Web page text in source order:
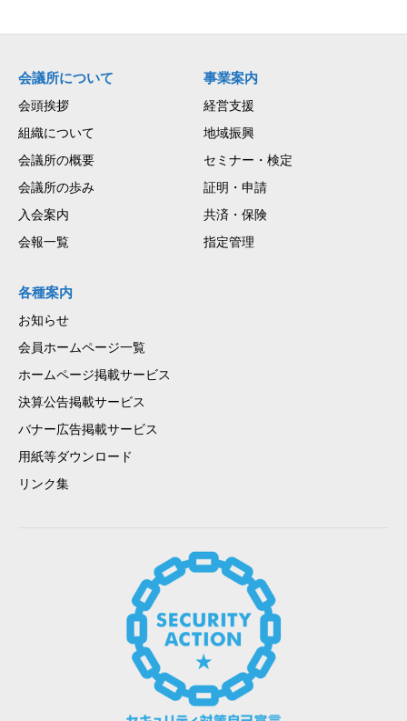
会議所について
会頭挨拶
組織について
会議所の概要
会議所の歩み
入会案内
会報一覧
事業案内
経営支援
地域振興
セミナー・検定
証明・申請
共済・保険
指定管理
各種案内
お知らせ
会員ホームページ一覧
ホームページ掲載サービス
決算公告掲載サービス
バナー広告掲載サービス
用紙等ダウンロード
リンク集